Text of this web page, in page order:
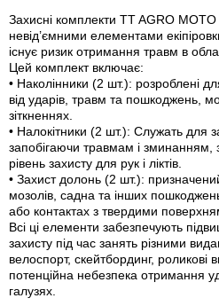
Захисні комплекти TT AGRO
невід’ємними елементами
існує ризик отримання травм в
Цей комплект включає:
• Наколінники (2 шт.): розроблені
від ударів, травм та пошкоджень,
зіткненнях.
• Налокітники (2 шт.): Служать для
запобігаючи травмам і зминанням,
рівень захисту для рук і ліктів.
• Захист долонь (2 шт.):
мозолів, садна та інших
або контактах з твердими
Всі ці елементи забезпечують
захисту під час занять різними
велоспорт, скейтбординг, роликові
потенційна небезпека отримання
галузях.